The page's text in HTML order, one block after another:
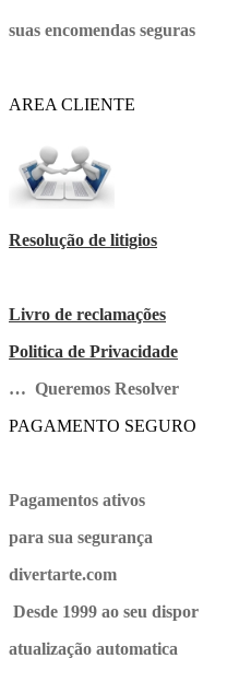
suas encomendas seguras
AREA CLIENTE
Resolução de litigios
Livro de reclamações
Politica de Privacidade
… Queremos Resolver
PAGAMENTO SEGURO
Pagamentos ativos
para sua segurança
divertarte.com
Desde 1999 ao seu dispor
atualização automatica